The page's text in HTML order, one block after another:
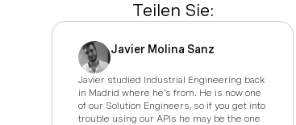
Teilen Sie:
Javier Molina Sanz
Javier studied Industrial Engineering back
in Madrid where he's from. He is now one
of our Solution Engineers, so if you get into
trouble using our APIs he may be the one